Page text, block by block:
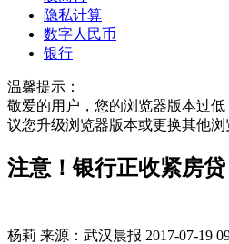
隐私计算
数字人民币
银行
温馨提示：
敬爱的用户，您的浏览器版本过
议您升级浏览器版本或更换其他浏
注意！银行正收紧房贷
杨莉 来源： 武汉晨报 2017-07-19